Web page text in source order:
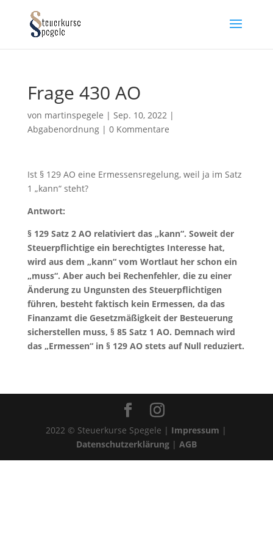
Frage 430 AO
von martinspegele | Sep. 10, 2022|
Abgabenordnung| 0 Kommentare
Ist § 129 AO eine Ermessensregelung, weil ja im Satz
1 „kann“ steht?
Antwort:
§ 129 Satz 2 AO relativiert das „kann“. Soweit der
Steuerpflichtige ein berechtigtes Interesse hat,
wird aus dem „kann“ vom Wortlaut her schon ein
„muss“. Aber auch bei Rechenfehler, die zu einer
Änderung zu Ungunsten des Steuerpflichtigen
führen, besteht faktisch kein Ermessen, da das
Finanzamt die Gesetzmäßigkeit der Besteuerung
sicherstellen muss, § 85 Satz 1 AO. Demnach wird
das „Ermessen“ in § 129 AO stets auf Null reduziert.
2022 © Steuerkurse Spegele | Impressum |
Datenschutzerklärung| AGB